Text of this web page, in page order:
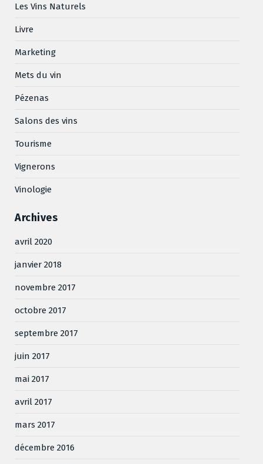
Les Vins Naturels
Livre
Marketing
Mets du vin
Pézenas
Salons des vins
Tourisme
Vignerons
Vinologie
Archives
avril 2020
janvier 2018
novembre 2017
octobre 2017
septembre 2017
juin 2017
mai 2017
avril 2017
mars 2017
décembre 2016